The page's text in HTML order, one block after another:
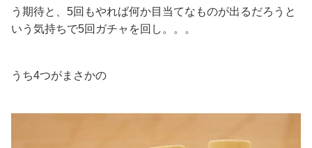
う期待と、5回もやれば何か目当てなものが出るだろうと
いう気持ちで5回ガチャを回し。。。
うち4つがまさかの